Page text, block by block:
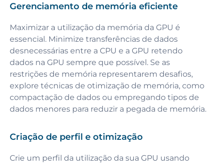
Gerenciamento de memória eficiente
Maximizar a utilização da memória da GPU é
essencial. Minimize transferências de dados
desnecessárias entre a CPU e a GPU retendo
dados na GPU sempre que possível. Se as
restrições de memória representarem desafios,
explore técnicas de otimização de memória, como
compactação de dados ou empregando tipos de
dados menores para reduzir a pegada de memória.
Criação de perfil e otimização
Crie um perfil da utilização da sua GPU usando